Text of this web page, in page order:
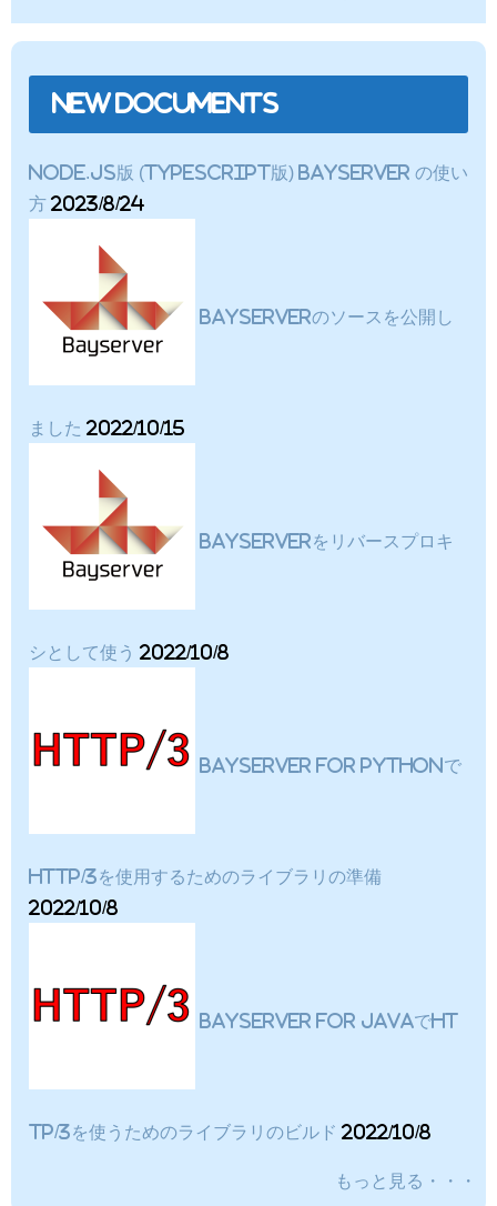
New Documents
Node.js版 (TypeScript版) BayServer の使い
方 2023/8/24
BayServerのソースを公開し
ました 2022/10/15
BayServerをリバースプロキ
シとして使う 2022/10/8
BayServer for Pythonで
HTTP/3を使用するためのライブラリの準備
2022/10/8
BayServer for JavaでHT
TP/3を使うためのライブラリのビルド 2022/10/8
もっと見る・・・